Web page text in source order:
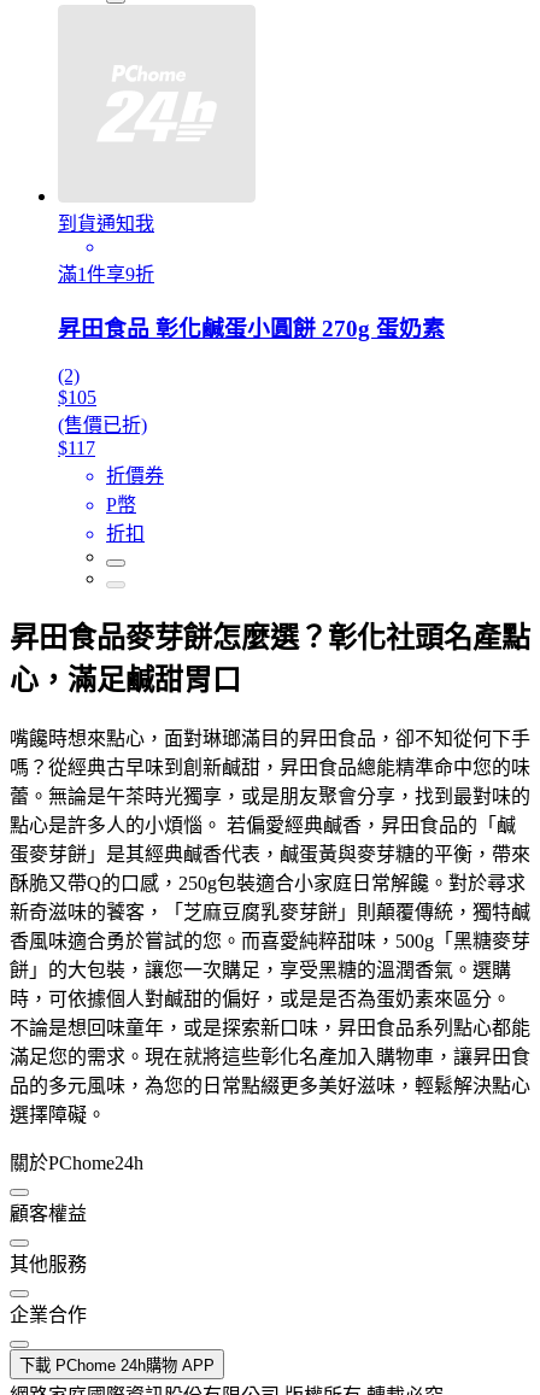
到貨通知我
滿1件享9折
昇田食品 彰化鹹蛋小圓餅 270g 蛋奶素
(2)
$105
(售價已折)
$117
折價券
P幣
折扣
昇田食品麥芽餅怎麼選？彰化社頭名產點
心，滿足鹹甜胃口
嘴饞時想來點心，面對琳瑯滿目的昇田食品，卻不知從何下手
嗎？從經典古早味到創新鹹甜，昇田食品總能精準命中您的味
蕾。無論是午茶時光獨享，或是朋友聚會分享，找到最對味的
點心是許多人的小煩惱。 若偏愛經典鹹香，昇田食品的「鹹
蛋麥芽餅」是其經典鹹香代表，鹹蛋黃與麥芽糖的平衡，帶來
酥脆又帶Q的口感，250g包裝適合小家庭日常解饞。對於尋求
新奇滋味的饕客，「芝麻豆腐乳麥芽餅」則顛覆傳統，獨特鹹
香風味適合勇於嘗試的您。而喜愛純粹甜味，500g「黑糖麥芽
餅」的大包裝，讓您一次購足，享受黑糖的溫潤香氣。選購
時，可依據個人對鹹甜的偏好，或是是否為蛋奶素來區分。
不論是想回味童年，或是探索新口味，昇田食品系列點心都能
滿足您的需求。現在就將這些彰化名產加入購物車，讓昇田食
品的多元風味，為您的日常點綴更多美好滋味，輕鬆解決點心
選擇障礙。
關於PChome24h
顧客權益
其他服務
企業合作
下載 PChome 24h購物 APP